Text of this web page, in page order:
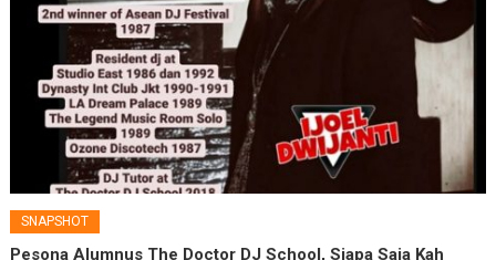
SNAPSHOT
Pesona Alumnus The Doctor DJ School, Siapa Saja Kah